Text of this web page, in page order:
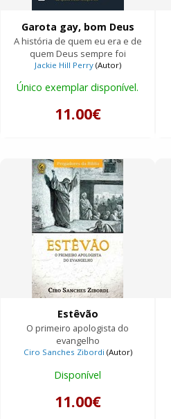
Garota gay, bom Deus
A história de quem eu era e de
quem Deus sempre foi
Jackie Hill Perry(Autor)
Único exemplar disponível.
11.00€
Estêvão
O primeiro apologista do
evangelho
Ciro Sanches Zibordi (Autor)
Disponível
11.00€